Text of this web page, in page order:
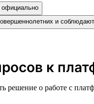
и
к
решение о работе с